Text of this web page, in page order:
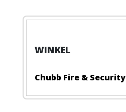
Chubb Fire & Security